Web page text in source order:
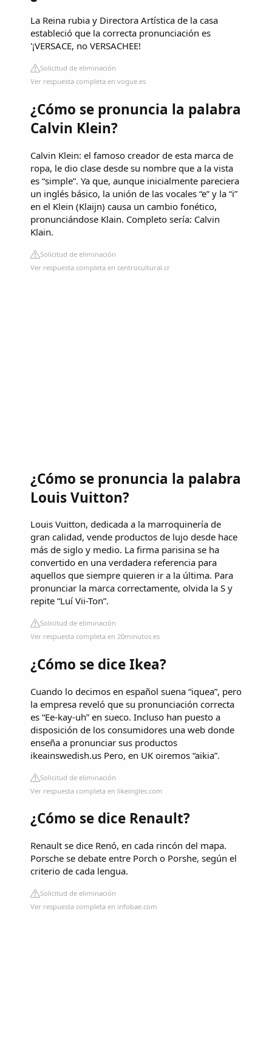
La Reina rubia y Directora Artística de la casa
estableció que la correcta pronunciación es
'¡VERSACE, no VERSACHEE!
Solicitud de eliminación
Ver respuesta completa en vogue.es
¿Cómo se pronuncia la palabra
Calvin Klein?
Calvin Klein: el famoso creador de esta marca de
ropa, le dio clase desde su nombre que a la vista
es “simple”. Ya que, aunque inicialmente pareciera
un inglés básico, la unión de las vocales “e” y la “i”
en el Klein (Klaijn) causa un cambio fonético,
pronunciándose Klain. Completo sería: Calvin
Klain.
Solicitud de eliminación
Ver respuesta completa en centrocultural.cr
¿Cómo se pronuncia la palabra
Louis Vuitton?
Louis Vuitton, dedicada a la marroquinería de
gran calidad, vende productos de lujo desde hace
más de siglo y medio. La firma parisina se ha
convertido en una verdadera referencia para
aquellos que siempre quieren ir a la última. Para
pronunciar la marca correctamente, olvida la S y
repite “Luí Vii-Ton”.
Solicitud de eliminación
Ver respuesta completa en 20minutos.es
¿Cómo se dice Ikea?
Cuando lo decimos en español suena “iquea”, pero
la empresa reveló que su pronunciación correcta
es “Ee-kay-uh” en sueco. Incluso han puesto a
disposición de los consumidores una web donde
enseña a pronunciar sus productos
ikeainswedish.us Pero, en UK oiremos “aikia”.
Solicitud de eliminación
Ver respuesta completa en likeingles.com
¿Cómo se dice Renault?
Renault se dice Renó, en cada rincón del mapa.
Porsche se debate entre Porch o Porshe, según el
criterio de cada lengua.
Solicitud de eliminación
Ver respuesta completa en infobae.com